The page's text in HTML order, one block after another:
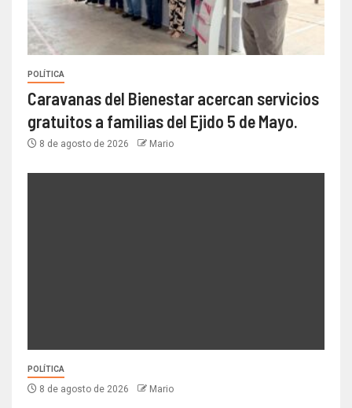
POLÍTICA
Caravanas del Bienestar acercan servicios
gratuitos a familias del Ejido 5 de Mayo.
8 de agosto de 2026 Mario
POLÍTICA
8 de agosto de 2026 Mario